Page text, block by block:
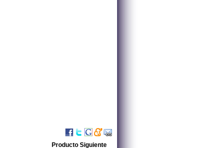
Producto Siguiente